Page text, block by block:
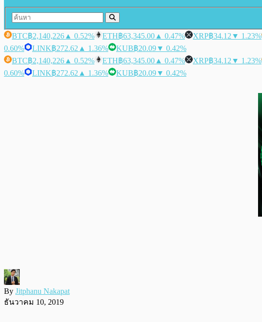
BTC฿2,140,226 ▲ 0.52% ETH฿63,345.00 ▲ 0.47% XRP฿34.12 ▼ 1.23%
0.60%
LINK฿272.62 ▲ 1.36% KUB฿20.09▼ 0.42%
BTC฿2,140,226 ▲ 0.52% ETH฿63,345.00 ▲ 0.47% XRP฿34.12 ▼ 1.23%
0.60%
LINK฿272.62 ▲ 1.36% KUB฿20.09▼ 0.42%
By Jitphanu Nakapat
ธันวาคม 10, 2019